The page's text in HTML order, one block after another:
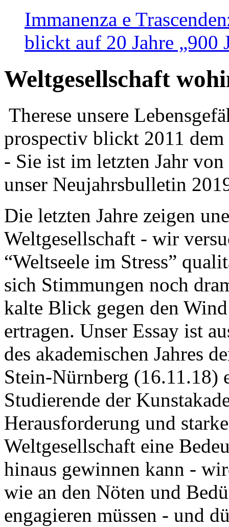
Immanenza e
blickt auf 20 Jahre „900
Weltgesellschaft
Therese unsere
prospectiv blickt 2011
- Sie ist im letzten Jahr
unser Neujahrsbulletin
Die letzten Jahre zeigen
Weltgesellschaft - wir
“Weltseele im Stress”
sich Stimmungen noch
kalte Blick gegen den
ertragen. Unser Essay ist
des akademischen Jahres
Stein-Nürnberg (16.11.18)
Studierende der
Herausforderung und
Weltgesellschaft eine
hinaus gewinnen kann -
wie an den Nöten und
engagieren müssen - und